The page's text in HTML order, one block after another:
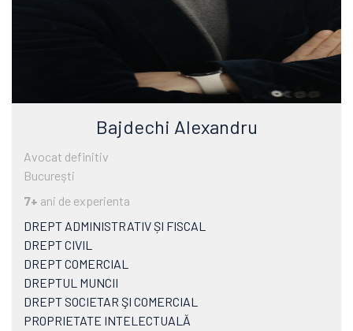
Bajdechi Alexandru
Avocat definitiv
Bucureşti
7+ ani de experienta
DREPT ADMINISTRATIV ȘI FISCAL
DREPT CIVIL
DREPT COMERCIAL
DREPTUL MUNCII
DREPT SOCIETAR ŞI COMERCIAL
PROPRIETATE INTELECTUALĂ